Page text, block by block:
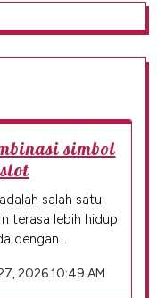
simbol
salah satu
terasa lebih hidup
dengan…
2026 10:49 AM